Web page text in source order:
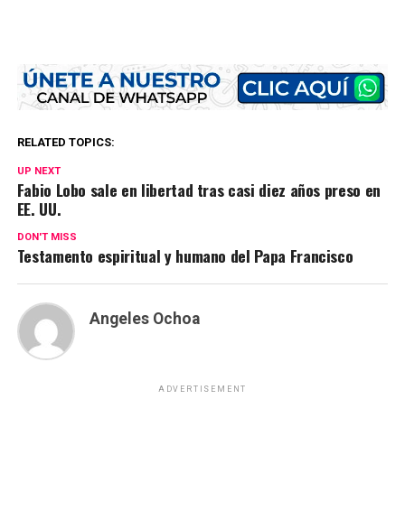
RELATED TOPICS:
UP NEXT
Fabio Lobo sale en libertad tras casi diez años preso en
EE. UU.
DON'T MISS
Testamento espiritual y humano del Papa Francisco
Angeles Ochoa
ADVERTISEMENT